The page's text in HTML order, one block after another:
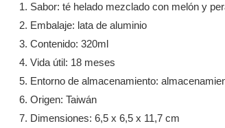
1. Sabor: té helado mezclado con melón y
2. Embalaje: lata de aluminio
3. Contenido: 320ml
4. Vida útil: 18 meses
5. Entorno de almacenamiento:
6. Origen: Taiwán
7. Dimensiones: 6,5 x 6,5 x 11,7 cm